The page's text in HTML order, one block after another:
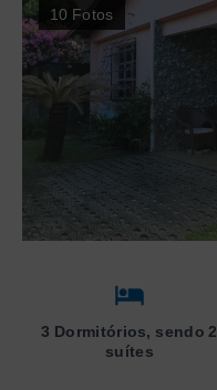
10 Fotos
3 Dormitórios, sendo 2
suítes